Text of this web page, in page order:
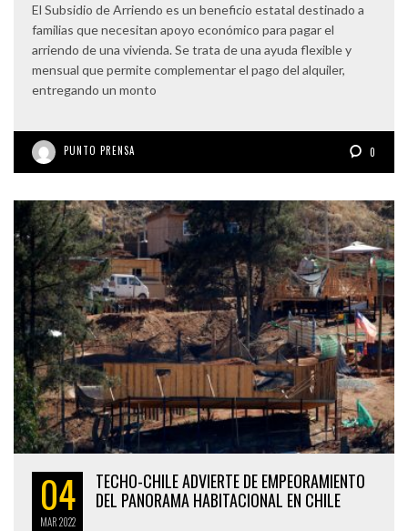
El Subsidio de Arriendo es un beneficio estatal destinado a
familias que necesitan apoyo económico para pagar el
arriendo de una vivienda. Se trata de una ayuda flexible y
mensual que permite complementar el pago del alquiler,
entregando un monto
PUNTO PRENSA 0
04
MAR2022
TECHO-CHILE ADVIERTE DE EMPEORAMIENTO
DEL PANORAMA HABITACIONAL EN CHILE